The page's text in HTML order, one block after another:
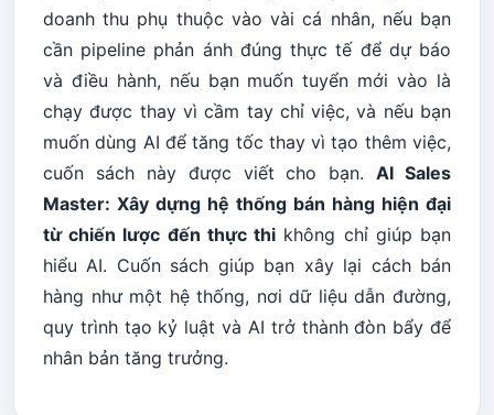
doanh thu phụ thuộc vào vài cá nhân, nếu bạn
cần pipeline phản ánh đúng thực tế để dự báo
và điều hành, nếu bạn muốn tuyển mới vào là
chạy được thay vì cầm tay chỉ việc, và nếu bạn
muốn dùng AI để tăng tốc thay vì tạo thêm việc,
cuốn sách này được viết cho bạn.AI Sales
Master: Xây dựng hệ thống bán hàng hiện đại
từ chiến lược đến thực thi không chỉ giúp bạn
hiểu AI. Cuốn sách giúp bạn xây lại cách bán
hàng như một hệ thống, nơi dữ liệu dẫn đường,
quy trình tạo kỷ luật và AI trở thành đòn bẩy để
nhân bản tăng trưởng.